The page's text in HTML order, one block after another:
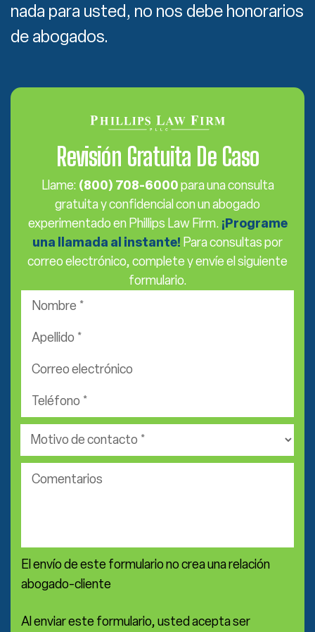
nada para usted, no nos debe honorarios
de abogados.
Revisión Gratuita De Caso
Llame: (800) 708-6000para una consulta
gratuita y confidencial con un abogado
experimentado en Phillips Law Firm. ¡Programe
una llamada al instante! Para consultas por
correo electrónico, complete y envíe el siguiente
formulario.
Nombre
Apellido
Correo
Teléfono
Área
de
práctica
Comentarios
El envío de este formulario no crea una relación
abogado-cliente
Al enviar este formulario, usted acepta ser